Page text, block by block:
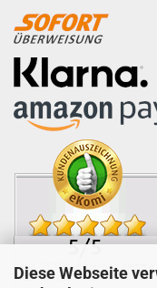
Diese Webseite